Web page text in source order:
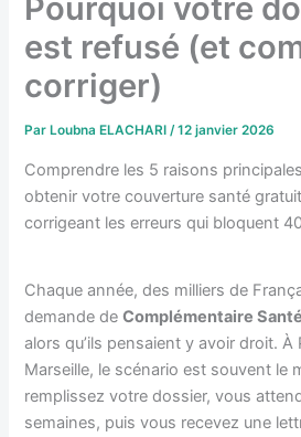
Pourquoi votre
est refusé (et
corriger)
Par Loubna ELACHARI/12 janvier 2026
Comprendre les 5 raisons
obtenir votre couverture santé
corrigeant les erreurs qui bloquent
Chaque année, des milliers de
demande deComplémentaire
alors qu’ils pensaient y avoir droit. À
Marseille, le scénario est souvent le
remplissez votre dossier, vous
semaines, puis vous recevez une